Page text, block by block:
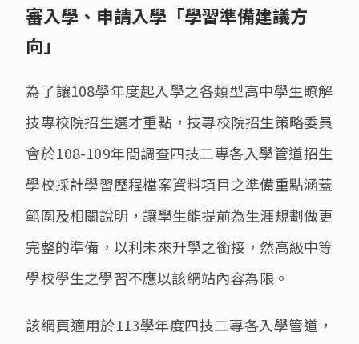
儀器租借
高中職生園地
化工營
審入學、申請入學「學習準備建議方
向」
為了讓108學年度起入學之各類型高中學生瞭解
技專校院招生選才重點，技專校院招生策略委員
會於108-109年間調查四技二專各入學管道招生
學校採計學習歷程檔案資料項目之準備重點涵蓋
範圍及相關說明，讓學生能提前為生涯規劃做更
完整的準備，以利未來升學之銜接，然高級中等
學校學生之學習不應以該網站內容為限。
該網頁適用於113學年度四技二專各入學管道，